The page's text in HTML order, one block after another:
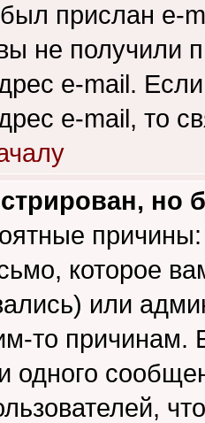
прислан e-
не получили
e-mail.
e-mail, то
но
которое
или
то
одного